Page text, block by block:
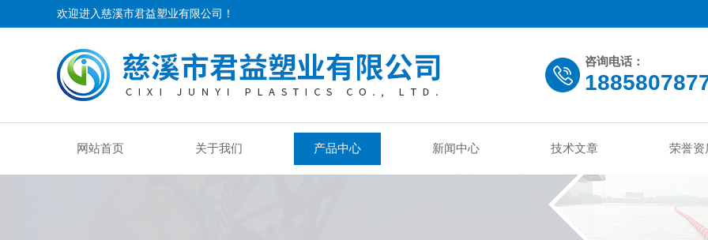
欢迎进入慈溪市君益塑业有限公司！
咨询电话：
网站首页 关于我们 产品中心 新闻中心 技术文章 荣誉资